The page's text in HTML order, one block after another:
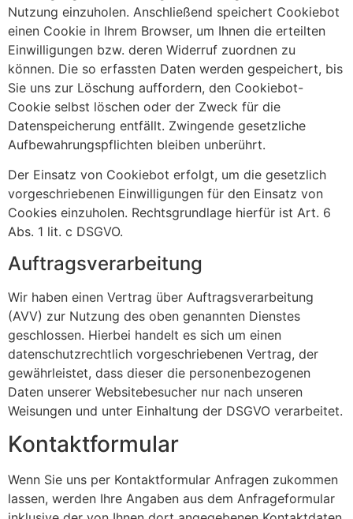
Nutzung einzuholen. Anschließend speichert Cookiebot
einen Cookie in Ihrem Browser, um Ihnen die erteilten
Einwilligungen bzw. deren Widerruf zuordnen zu
können. Die so erfassten Daten werden gespeichert, bis
Sie uns zur Löschung auffordern, den Cookiebot-
Cookie selbst löschen oder der Zweck für die
Datenspeicherung entfällt. Zwingende gesetzliche
Aufbewahrungspflichten bleiben unberührt.
Der Einsatz von Cookiebot erfolgt, um die gesetzlich
vorgeschriebenen Einwilligungen für den Einsatz von
Cookies einzuholen. Rechtsgrundlage hierfür ist Art. 6
Abs. 1 lit. c DSGVO.
Auftragsverarbeitung
Wir haben einen Vertrag über Auftragsverarbeitung
(AVV) zur Nutzung des oben genannten Dienstes
geschlossen. Hierbei handelt es sich um einen
datenschutzrechtlich vorgeschriebenen Vertrag, der
gewährleistet, dass dieser die personenbezogenen
Daten unserer Websitebesucher nur nach unseren
Weisungen und unter Einhaltung der DSGVO verarbeitet.
Kontaktformular
Wenn Sie uns per Kontaktformular Anfragen zukommen
lassen, werden Ihre Angaben aus dem Anfrageformular